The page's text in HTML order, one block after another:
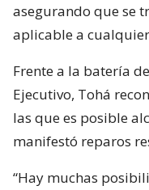
asegurando que se
aplicable a
Frente a la batería
Ejecutivo, Tohá
las que es posible
manifestó reparos
“Hay muchas